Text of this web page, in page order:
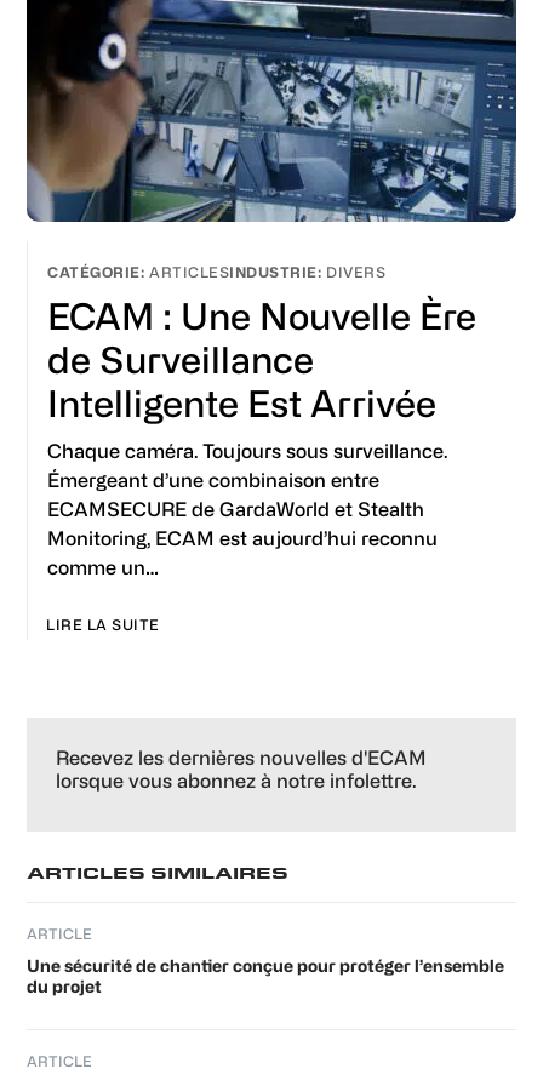
ARTICLES DIVERS
ECAM : Une Nouvelle Ère
de Surveillance
Intelligente Est Arrivée
Chaque caméra. Toujours sous surveillance.
Émergeant d’une combinaison entre
ECAMSECURE de GardaWorld et Stealth
Monitoring, ECAM est aujourd’hui reconnu
comme un…
LIRE LA SUITE
Sidebar
Recevez les dernières nouvelles d'ECAM
lorsque vous abonnez à notre infolettre.
ARTICLES SIMILAIRES
ARTICLE
Une sécurité de chantier conçue pour protéger l’ensemble
du projet
ARTICLE